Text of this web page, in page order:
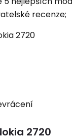
recenze;
2720
2720